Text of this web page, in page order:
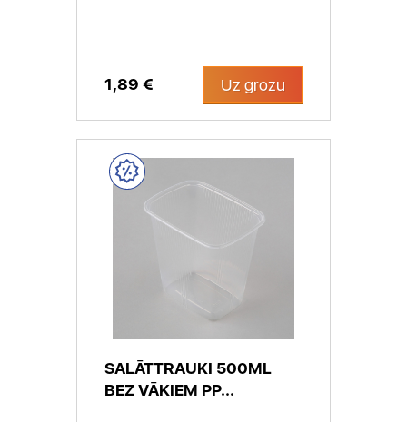
1,89 € Uz grozu
SALĀTTRAUKI 500ML
BEZ VĀKIEM PP...